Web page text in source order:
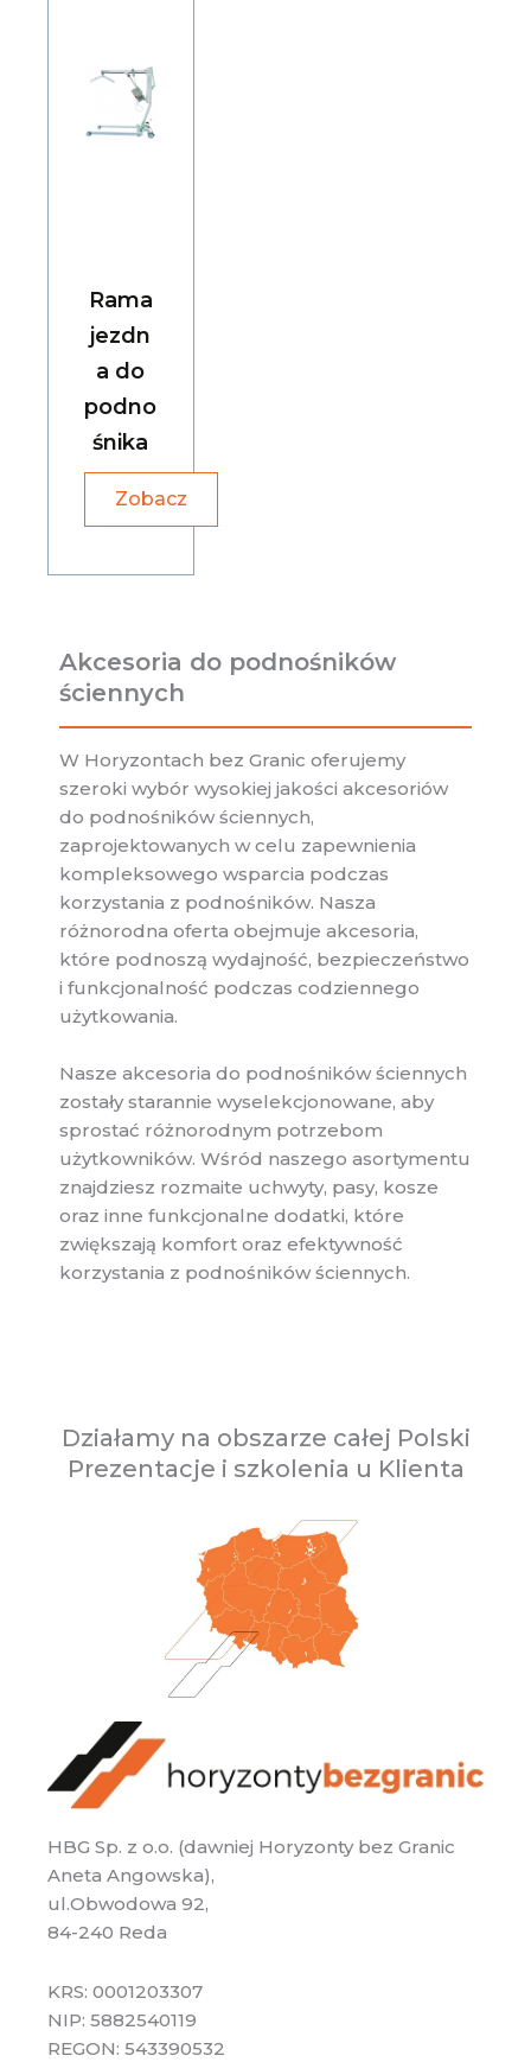
Rama
jezdn
a do
podno
śnika
Zobacz
Akcesoria do podnośników
ściennych
W Horyzontach bez Granic oferujemy
szeroki wybór wysokiej jakości akcesoriów
do podnośników ściennych,
zaprojektowanych w celu zapewnienia
kompleksowego wsparcia podczas
korzystania z podnośników. Nasza
różnorodna oferta obejmuje akcesoria,
które podnoszą wydajność, bezpieczeństwo
i funkcjonalność podczas codziennego
użytkowania.
Nasze akcesoria do podnośników ściennych
zostały starannie wyselekcjonowane, aby
sprostać różnorodnym potrzebom
użytkowników. Wśród naszego asortymentu
znajdziesz rozmaite uchwyty, pasy, kosze
oraz inne funkcjonalne dodatki, które
zwiększają komfort oraz efektywność
korzystania z podnośników ściennych.
Działamy na obszarze całej Polski
Prezentacje i szkolenia u Klienta
HBG Sp. z o.o. (dawniej Horyzonty bez Granic
Aneta Angowska),
ul.Obwodowa 92,
84-240 Reda
KRS: 0001203307
NIP: 5882540119
REGON: 543390532